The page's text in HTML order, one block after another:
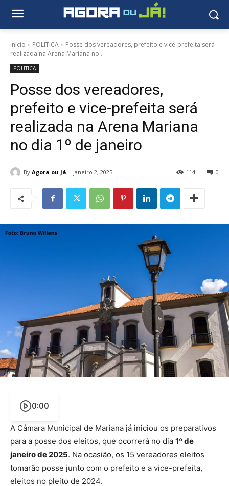
Início POLITICA
Posse dos vereadores, prefeito e vice-prefeita será
realizada na Arena Mariana no...
POLITICA
Posse dos vereadores,
prefeito e vice-prefeita será
realizada na Arena Mariana
no dia 1º de janeiro
By Agora ou Já janeiro 2, 2025 0
114
0:00
A Câmara Municipal de Mariana já iniciou os preparativos
para a posse dos eleitos, que ocorrerá no dia 1º de
janeiro de 2025. Na ocasião, os 15 vereadores eleitos
tomarão posse junto com o prefeito e a vice-prefeita,
eleitos no pleito de 2024.